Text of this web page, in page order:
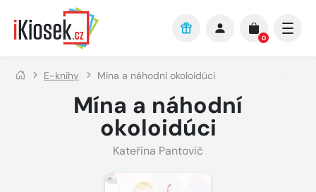
Přejít na hlavní obsah
0
E-knihy Mína a náhodní okoloidúci
Mína a náhodní
okoloidúci
Kateřina Pantovič